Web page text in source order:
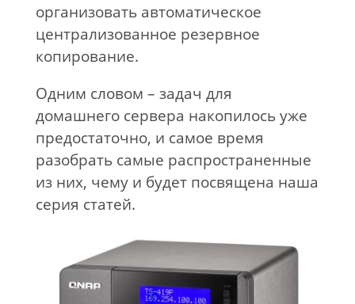
организовать автоматическое
централизованное резервное
копирование.
Одним словом – задач для
домашнего сервера накопилось уже
предостаточно, и самое время
разобрать самые распространенные
из них, чему и будет посвящена наша
серия статей.